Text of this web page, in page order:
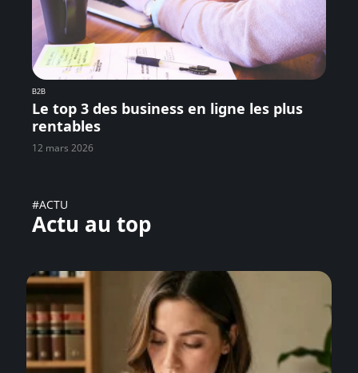
B2B
Le top 3 des business en ligne les plus
rentables
12 mars 2026
#ACTU
Actu au top